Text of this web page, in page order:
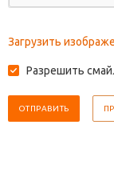
Загрузить
Разрешить